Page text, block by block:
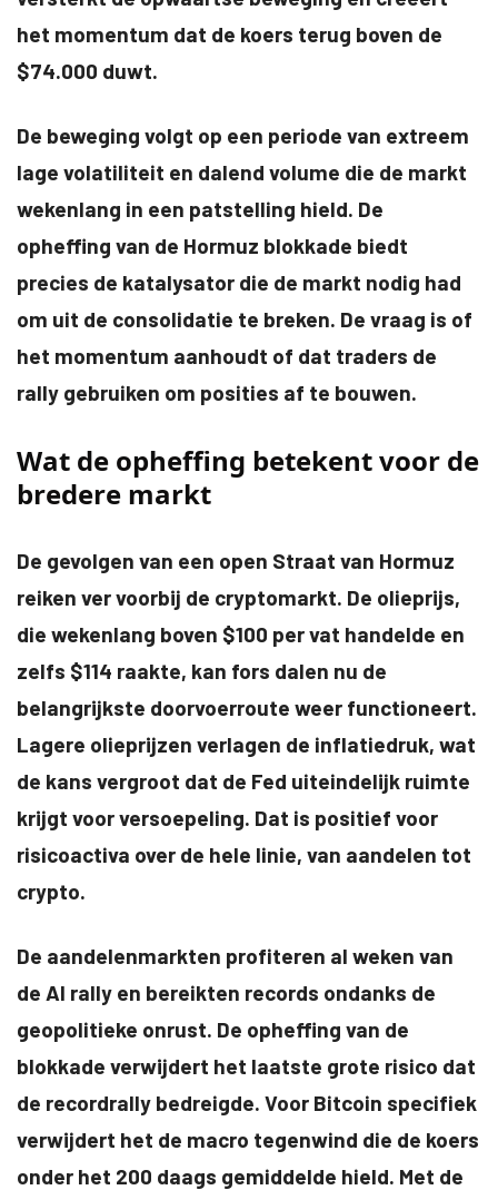
het momentum dat de koers terug boven de
$74.000 duwt.
De beweging volgt op een periode van extreem
lage volatiliteit en dalend volume die de markt
wekenlang in een patstelling hield. De
opheffing van de Hormuz blokkade biedt
precies de katalysator die de markt nodig had
om uit de consolidatie te breken. De vraag is of
het momentum aanhoudt of dat traders de
rally gebruiken om posities af te bouwen.
Wat de opheffing betekent voor de
bredere markt
De gevolgen van een open Straat van Hormuz
reiken ver voorbij de cryptomarkt. De olieprijs,
die wekenlang boven $100 per vat handelde en
zelfs $114 raakte, kan fors dalen nu de
belangrijkste doorvoerroute weer functioneert.
Lagere olieprijzen verlagen de inflatiedruk, wat
de kans vergroot dat de Fed uiteindelijk ruimte
krijgt voor versoepeling. Dat is positief voor
risicoactiva over de hele linie, van aandelen tot
crypto.
De aandelenmarkten profiteren al weken van
de AI rally en bereikten records ondanks de
geopolitieke onrust. De opheffing van de
blokkade verwijdert het laatste grote risico dat
de recordrally bedreigde. Voor Bitcoin specifiek
verwijdert het de macro tegenwind die de koers
onder het 200 daags gemiddelde hield. Met de